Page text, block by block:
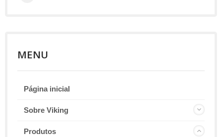
MENU
Página inicial
Sobre Viking
Produtos